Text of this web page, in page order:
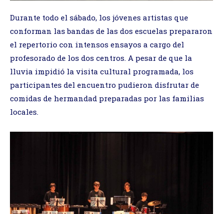
Durante todo el sábado, los jóvenes artistas que
conforman las bandas de las dos escuelas prepararon
el repertorio con intensos ensayos a cargo del
profesorado de los dos centros. A pesar de que la
lluvia impidió la visita cultural programada, los
participantes del encuentro pudieron disfrutar de
comidas de hermandad preparadas por las familias
locales.